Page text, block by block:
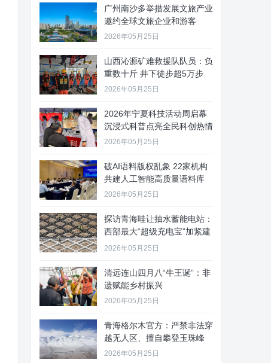
广州南沙多举措发展文旅产业
邀约全球文旅企业和游客
2026年05月25日
山西沁源矿难救援队队员：负
重数十斤 井下徒步超5万步
2026年05月25日
2026年宁夏科技活动周启幕
沉浸式科普点亮全民科创热情
2026年05月25日
破AI语料版权乱象 22家机构
共建人工智能高质量语料库
2026年05月25日
探访青海哇让抽水蓄能电站：
西部最大“超级充电宝”加紧建
设
2026年05月25日
清远连山四月八“牛王诞”：非
遗赋能乡村振兴
2026年05月25日
青海格尔木官方：严禁非法穿
越无人区、擅自攀登玉珠峰
2026年05月25日